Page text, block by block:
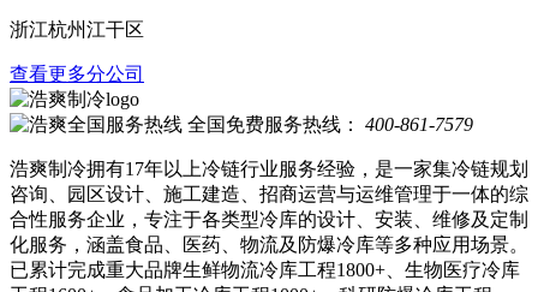
浙江杭州江干区
查看更多分公司
全国免费服务热线： 400-861-7579
浩爽制冷拥有17年以上冷链行业服务经验，是一家集冷链规划
咨询、园区设计、施工建造、招商运营与运维管理于一体的综
合性服务企业，专注于各类型冷库的设计、安装、维修及定制
化服务，涵盖食品、医药、物流及防爆冷库等多种应用场景。
已累计完成重大品牌生鲜物流冷库工程1800+、生物医疗冷库